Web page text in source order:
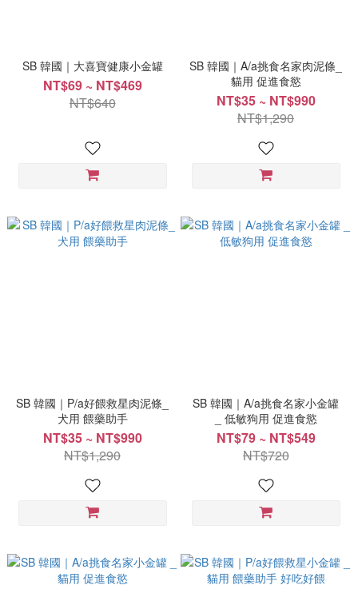
SB 韓國｜大喜寶健康小金罐
NT$69 ~ NT$469
NT$640
SB 韓國｜A/a挑食名家肉泥條_
貓用 促進食慾
NT$35 ~ NT$990
NT$1,290
SB 韓國｜P/a好餵救星肉泥條_
犬用 餵藥助手
NT$35 ~ NT$990
NT$1,290
SB 韓國｜A/a挑食名家小金罐
_ 低敏狗用 促進食慾
NT$79 ~ NT$549
NT$720